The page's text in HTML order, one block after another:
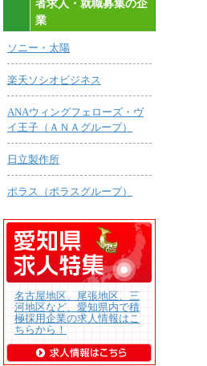
者求人・就職募集の企
業
ソニー・太陽
楽天ソシオビジネス
ANAウィングフェローズ・ヴ
イ王子（ＡＮＡグループ）
日立製作所
ポラス（ポラスグループ）
名古屋地区、尾張地区、三
河地区など、愛知県内で積
極採用企業の求人情報はこ
ちらから！